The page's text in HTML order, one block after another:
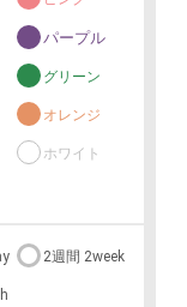
パープル
グリーン
オレンジ
ホワイト
2週間 2week